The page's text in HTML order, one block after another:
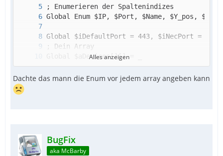
Alles anzeigen
Dachte das mann die Enum vor jedem array angeben kann
BugFix
aka McBarby